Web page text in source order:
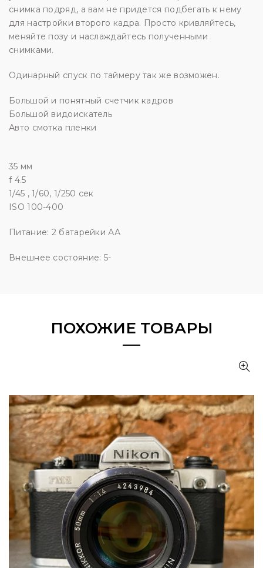
снимка подряд, а вам не придется подбегать к нему
для настройки второго кадра. Просто кривляйтесь,
меняйте позу и наслаждайтесь полученными
снимками.
Одинарный спуск по таймеру так же возможен.
Большой и понятный счетчик кадров
Большой видоискатель
Авто смотка пленки
35 мм
f 4.5
1/45 , 1/60, 1/250 сек
ISO 100-400
Питание: 2 батарейки АА
Внешнее состояние: 5-
ПОХОЖИЕ ТОВАРЫ